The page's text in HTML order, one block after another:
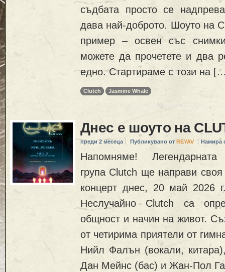
съдбата просто се
дава най-доброто. Шоуто на
пример – освен със
можете да прочетете и два
едно. Стартираме с този на
Clutch Jasmine Whale
Днес е шоуто на
преди 2 месеца Публикувано от REYAV Намира
Напомняме!
група Clutch ще направи
концерт днес, 20 май
Неслучайно Clutch са
общност и начин на живот.
от четирима приятели от
Нийл Фалън (вокали,
Дан Мейнс (бас) и Жан-Пол